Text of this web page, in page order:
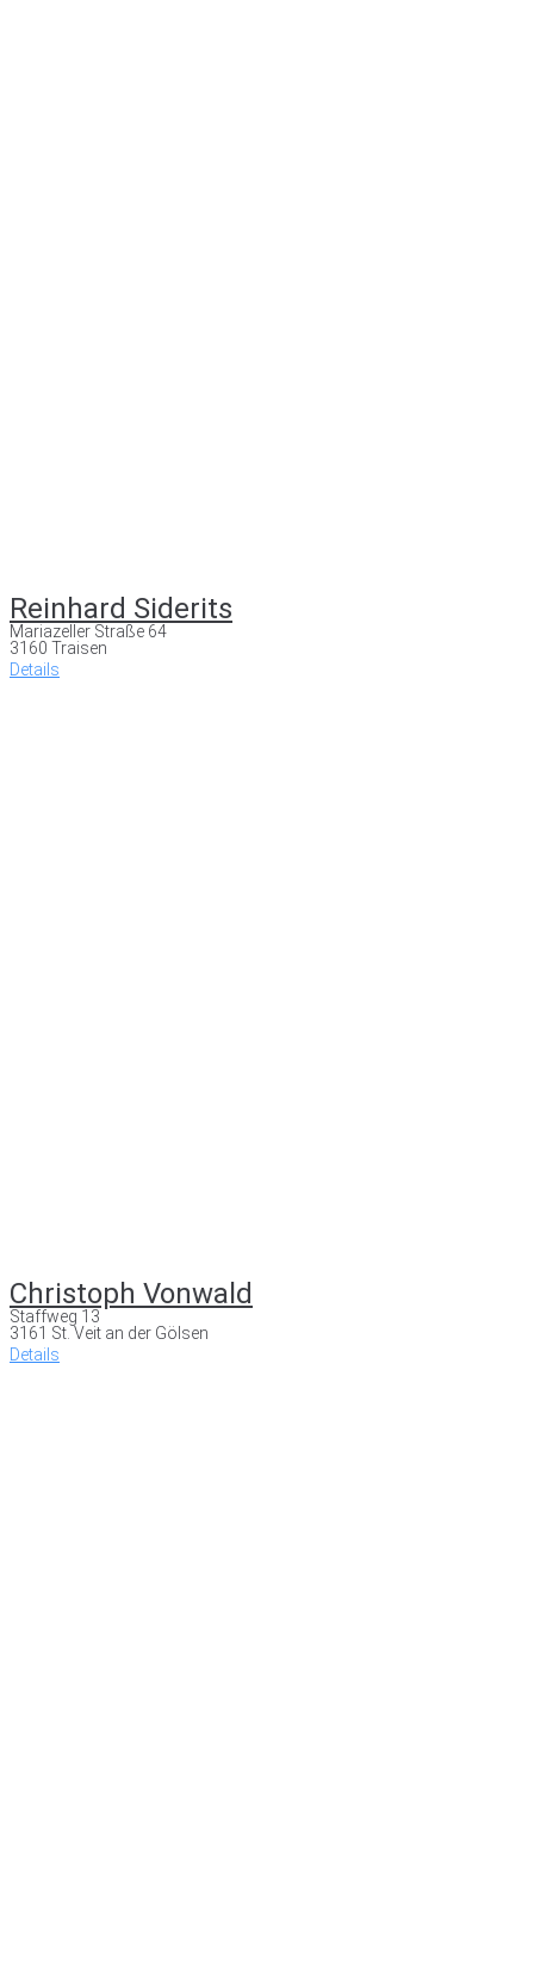
Reinhard Siderits
Mariazeller Straße 64
3160 Traisen
Details
Christoph Vonwald
Staffweg 13
3161 St. Veit an der Gölsen
Details